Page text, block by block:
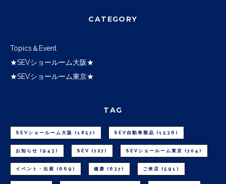
CATEGORY
Topics＆Event
★SEVショールーム大阪★
★SEVショールーム東京★
TAG
SEVショールーム大阪 (1857) SEV自動車製品 (1536)
お知らせ (943) SEV (727) SEVショールーム東京 (704)
イベント・出展 (669) 健康 (637) ご来店 (591)